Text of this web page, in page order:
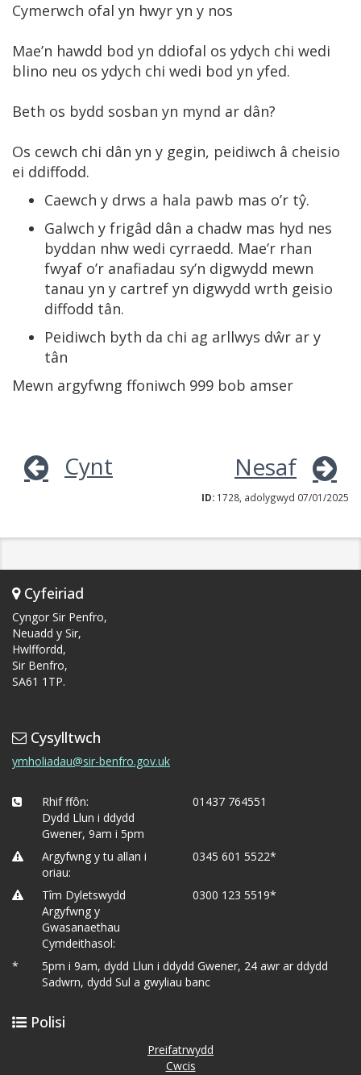
Cymerwch ofal yn hwyr yn y nos
Mae’n hawdd bod yn ddiofal os ydych chi wedi
blino neu os ydych chi wedi bod yn yfed.
Beth os bydd sosban yn mynd ar dân?
Os cewch chi dân yn y gegin, peidiwch â cheisio
ei ddiffodd.
Caewch y drws a hala pawb mas o’r tŷ.
Galwch y frigâd dân a chadw mas hyd nes
byddan nhw wedi cyrraedd. Mae’r rhan
fwyaf o’r anafiadau sy’n digwydd mewn
tanau yn y cartref yn digwydd wrth geisio
diffodd tân.
Peidiwch byth da chi ag arllwys dŵr ar y
tân
Mewn argyfwng ffoniwch 999 bob amser
Cynt Nesaf
ID: 1728, adolygwyd 07/01/2025
Cyfeiriad
Cyngor Sir Penfro,
Neuadd y Sir,
Hwlffordd,
Sir Benfro,
SA61 1TP.
Cysylltwch
ymholiadau@sir-benfro.gov.uk
Rhif ffôn:
Dydd Llun i ddydd
Gwener, 9am i 5pm
01437 764551
Argyfwng y tu allan i
oriau:
0345 601 5522*
Tîm Dyletswydd
Argyfwng y
Gwasanaethau
Cymdeithasol:
0300 123 5519*
*
5pm i 9am, dydd Llun i ddydd Gwener, 24 awr ar ddydd
Sadwrn, dydd Sul a gwyliau banc
Polisi
Preifatrwydd
Cwcis